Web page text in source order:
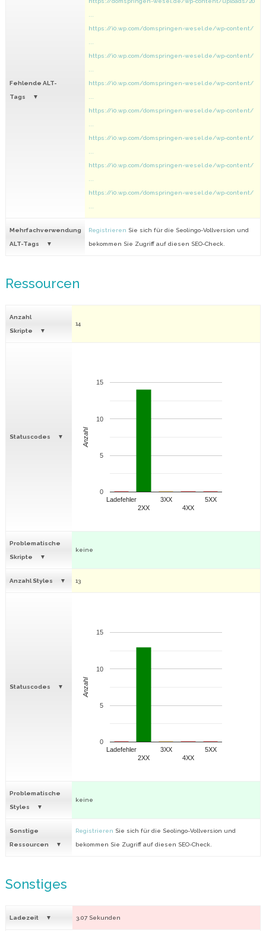
Fehlende ALT-
Tags
https://i0.wp.com/domspringen-wesel.de/wp-content/
https://i0.wp.com/domspringen-wesel.de/wp-content/
https://i0.wp.com/domspringen-wesel.de/wp-content/
https://i0.wp.com/domspringen-wesel.de/wp-content/
https://i0.wp.com/domspringen-wesel.de/wp-content/
https://i0.wp.com/domspringen-wesel.de/wp-content/
https://i0.wp.com/domspringen-wesel.de/wp-content/
Mehrfachverwendung
ALT-Tags
Registrieren Sie sich für die Seolingo-Vollversion und
bekommen Sie Zugriff auf diesen SEO-Check.
Ressourcen
Anzahl
Skripte
14
Statuscodes
Ladefehler
2XX
3XX
4XX
5XX
0
5
10
15
Anzahl
Problematische
Skripte
keine
Anzahl Styles 13
Statuscodes
Ladefehler
2XX
3XX
4XX
5XX
0
5
10
15
Anzahl
Problematische
Styles
keine
Sonstige
Ressourcen
Registrieren Sie sich für die Seolingo-Vollversion und
bekommen Sie Zugriff auf diesen SEO-Check.
Sonstiges
Ladezeit 3.07 Sekunden